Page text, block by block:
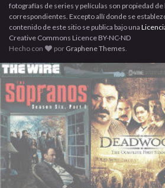
fotografías de series y películas son propiedad
correspondientes. Excepto allí donde se
contenido de este sitio se publica bajo una
Creative Commons Licence BY-NC-ND
Hecho con
por Graphene Themes